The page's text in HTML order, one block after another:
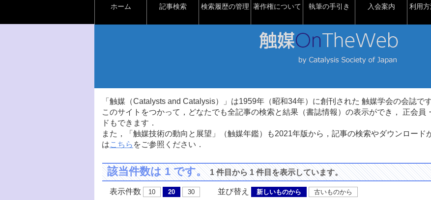
ホーム 記事検索 検索履歴の管理 著作権について 執筆の手引き 入会案内 利用
「触媒（Catalysts and Catalysis）」は1959年（昭和34年）に創刊された 触媒学会の会誌です
このサイトをつかって，どなたでも全記事の検索と結果（書誌情報）の表示ができ， 正会員
ドもできます．
また，「触媒技術の動向と展望」（触媒年鑑）も2021年版から，記事の検索やダウンロード
はこちら をご参照ください．
該当件数は 1 です。1 件目から 1 件目を表示しています。
表示件数 10 20 30 並び替え 新しいものから 古いものから